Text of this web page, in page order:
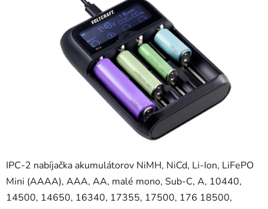
IPC-2 nabíjačka akumulátorov NiMH, NiCd, Li-Ion, LiFePO
Mini (AAAA), AAA, AA, malé mono, Sub-C, A, 10440,
14500, 14650, 16340, 17355, 17500, 176 18500,